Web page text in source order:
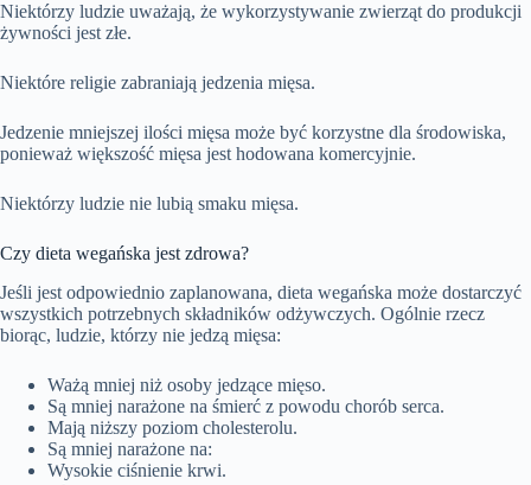
Niektórzy ludzie uważają, że wykorzystywanie zwierząt do produkcji
żywności jest złe.
Niektóre religie zabraniają jedzenia mięsa.
Jedzenie mniejszej ilości mięsa może być korzystne dla środowiska,
ponieważ większość mięsa jest hodowana komercyjnie.
Niektórzy ludzie nie lubią smaku mięsa.
Czy dieta wegańska jest zdrowa?
Jeśli jest odpowiednio zaplanowana, dieta wegańska może dostarczyć
wszystkich potrzebnych składników odżywczych. Ogólnie rzecz
biorąc, ludzie, którzy nie jedzą mięsa:
Ważą mniej niż osoby jedzące mięso.
Są mniej narażone na śmierć z powodu chorób serca.
Mają niższy poziom cholesterolu.
Są mniej narażone na:
Wysokie ciśnienie krwi.